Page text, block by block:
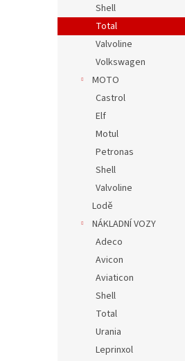
Shell
Total
Valvoline
Volkswagen
MOTO
Castrol
Elf
Motul
Petronas
Shell
Valvoline
Lodě
NÁKLADNÍ VOZY
Adeco
Avicon
Aviaticon
Shell
Total
Urania
Leprinxol